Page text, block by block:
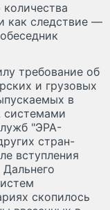
как следствие —
требование об
и грузовых
в
системами
"ЭРА-
стран-
вступления
скопилось